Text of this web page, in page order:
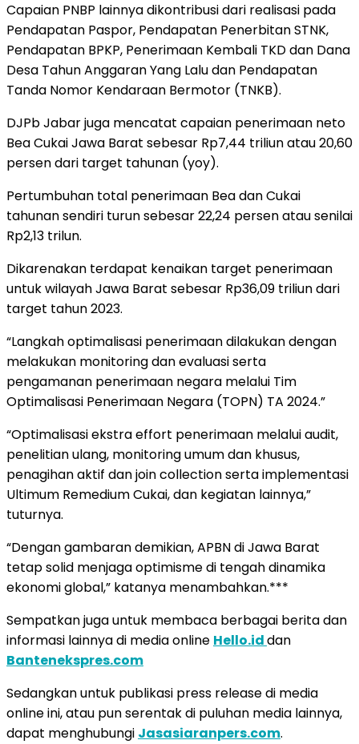
Capaian PNBP lainnya dikontribusi dari realisasi pada
Pendapatan Paspor, Pendapatan Penerbitan STNK,
Pendapatan BPKP, Penerimaan Kembali TKD dan Dana
Desa Tahun Anggaran Yang Lalu dan Pendapatan
Tanda Nomor Kendaraan Bermotor (TNKB).
DJPb Jabar juga mencatat capaian penerimaan neto
Bea Cukai Jawa Barat sebesar Rp7,44 triliun atau 20,60
persen dari target tahunan (yoy).
Pertumbuhan total penerimaan Bea dan Cukai
tahunan sendiri turun sebesar 22,24 persen atau senilai
Rp2,13 trilun.
Dikarenakan terdapat kenaikan target penerimaan
untuk wilayah Jawa Barat sebesar Rp36,09 triliun dari
target tahun 2023.
“Langkah optimalisasi penerimaan dilakukan dengan
melakukan monitoring dan evaluasi serta
pengamanan penerimaan negara melalui Tim
Optimalisasi Penerimaan Negara (TOPN) TA 2024.”
“Optimalisasi ekstra effort penerimaan melalui audit,
penelitian ulang, monitoring umum dan khusus,
penagihan aktif dan join collection serta implementasi
Ultimum Remedium Cukai, dan kegiatan lainnya,”
tuturnya.
“Dengan gambaran demikian, APBN di Jawa Barat
tetap solid menjaga optimisme di tengah dinamika
ekonomi global,” katanya menambahkan.***
Sempatkan juga untuk membaca berbagai berita dan
informasi lainnya di media online Hello.iddan
Bantenekspres.com
Sedangkan untuk publikasi press release di media
online ini, atau pun serentak di puluhan media lainnya,
dapat menghubungi Jasasiaranpers.com.